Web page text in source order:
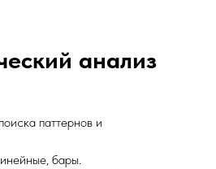
анализ
паттернов и
бары.